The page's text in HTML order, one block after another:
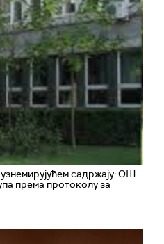
садржају: ОШ
према протоколу за